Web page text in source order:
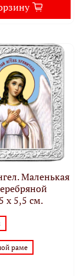
Маленькая
х 5,5 см.
раме